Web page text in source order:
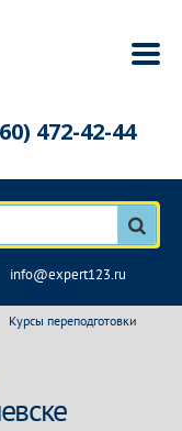
472-42-44
info@expert123.ru
Курсы переподготовки